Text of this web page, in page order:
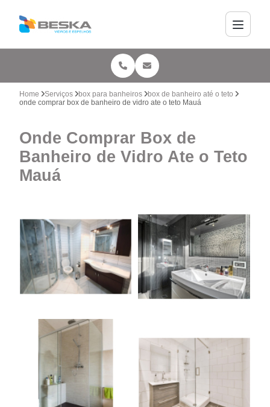
Home Serviços box para banheiros
box de banheiro até o teto
onde comprar box de banheiro de vidro ate o teto Mauá
Onde Comprar Box de
Banheiro de Vidro Ate o Teto
Mauá